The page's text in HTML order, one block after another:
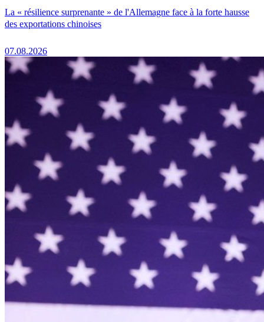
La « résilience surprenante » de l'Allemagne face à la forte hausse
des exportations chinoises
07.08.2026